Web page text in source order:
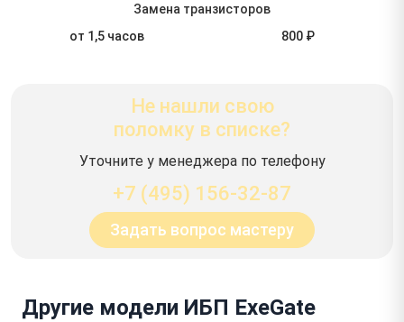
Замена транзисторов
от 1,5 часов
800 ₽
Не нашли свою
поломку в списке?
Уточните у менеджера по телефону
+7 (495) 156-32-87
Задать вопрос мастеру
Другие модели ИБП ExeGate